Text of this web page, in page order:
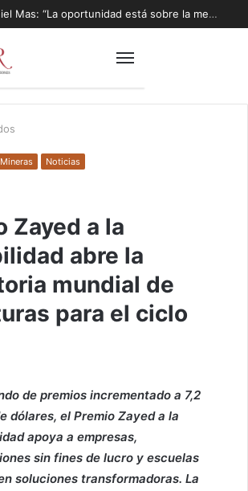
Biministro Daniel Mas: “La oportunidad está sobre la mesa y tenemos que aprovecharla”
Noticias
Zayed a la
abre la
mundial de
para el ciclo
de premios incrementado a 7,2
dólares, el Premio Zayed a la
apoya a empresas,
sin fines de lucro y escuelas
soluciones transformadoras. La